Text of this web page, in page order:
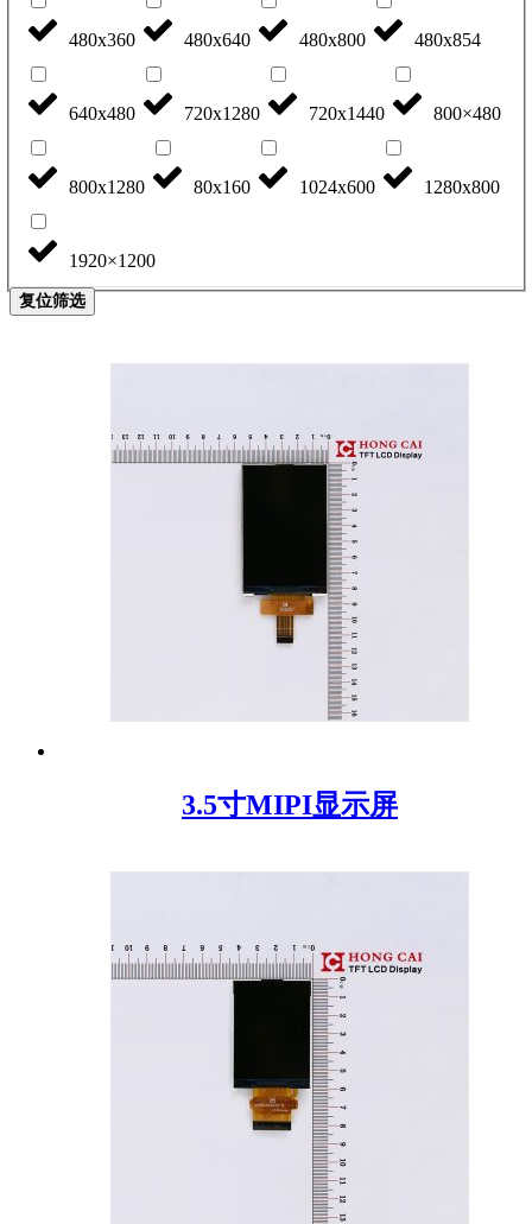
480x360 480x640 480x800 480x854
640x480 720x1280 720x1440 800×480
800x1280 80x160 1024x600 1280x800
1920×1200
复位筛选
3.5寸MIPI显示屏